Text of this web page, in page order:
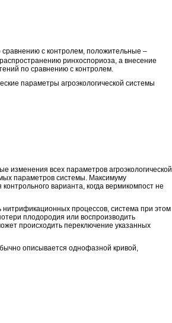
с контролем, положительные –
ринхоспориоза, а внесение
по сравнению с контролем.
параметры агроэкологической системы
всех параметров агроэкологической
параметров системы. Максимуму
варианта, когда вермикомпост не
процессов, система при этом
плодородия или воспроизводить
происходить переключение указанных
описывается однофазной кривой,